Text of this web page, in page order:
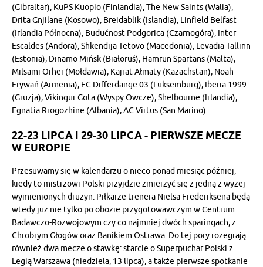
(Gibraltar), KuPS Kuopio (Finlandia), The New Saints (Walia),
Drita Gnjilane (Kosowo), Breidablik (Islandia), Linfield Belfast
(Irlandia Północna), Budućnost Podgorica (Czarnogóra), Inter
Escaldes (Andora), Shkendija Tetovo (Macedonia), Levadia Tallinn
(Estonia), Dinamo Mińsk (Białoruś), Hamrun Spartans (Malta),
Milsami Orhei (Mołdawia), Kajrat Ałmaty (Kazachstan), Noah
Erywań (Armenia), FC Differdange 03 (Luksemburg), Iberia 1999
(Gruzja), Vikingur Gota (Wyspy Owcze), Shelbourne (Irlandia),
Egnatia Rrogozhine (Albania), AC Virtus (San Marino)
22-23 LIPCA I 29-30 LIPCA - PIERWSZE MECZE
W EUROPIE
Przesuwamy się w kalendarzu o nieco ponad miesiąc później,
kiedy to mistrzowi Polski przyjdzie zmierzyć się z jedną z wyżej
wymienionych drużyn. Piłkarze trenera Nielsa Frederiksena będą
wtedy już nie tylko po obozie przygotowawczym w Centrum
Badawczo-Rozwojowym czy co najmniej dwóch sparingach, z
Chrobrym Głogów oraz Banikiem Ostrawa. Do tej pory rozegrają
również dwa mecze o stawkę: starcie o Superpuchar Polski z
Legią Warszawa (niedziela, 13 lipca), a także pierwsze spotkanie